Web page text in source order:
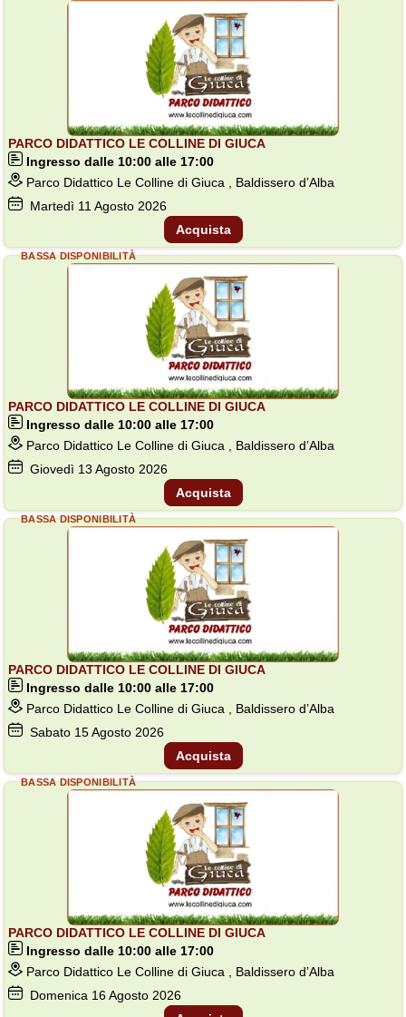
PARCO DIDATTICO LE COLLINE DI GIUCA
Ingresso dalle 10:00 alle 17:00
Parco Didattico Le Colline di Giuca , Baldissero d’Alba
Martedì 11 Agosto 2026
Acquista
PARCO DIDATTICO LE COLLINE DI GIUCA
Ingresso dalle 10:00 alle 17:00
Parco Didattico Le Colline di Giuca , Baldissero d’Alba
Giovedì 13 Agosto 2026
BASSA DISPONIBILITÀ
Acquista
PARCO DIDATTICO LE COLLINE DI GIUCA
Ingresso dalle 10:00 alle 17:00
Parco Didattico Le Colline di Giuca , Baldissero d’Alba
Sabato 15Agosto 2026
BASSA DISPONIBILITÀ
Acquista
PARCO DIDATTICO LE COLLINE DI GIUCA
Ingresso dalle 10:00 alle 17:00
Parco Didattico Le Colline di Giuca , Baldissero d’Alba
Domenica 16Agosto 2026
BASSA DISPONIBILITÀ